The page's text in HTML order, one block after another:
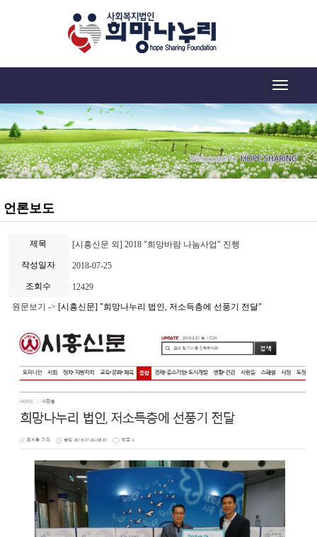
Toggle
navigation
언론보도
제목 [시흥신문 외] 2018 "희망바람 나눔사업" 진행
작성일자 2018-07-25
조회수
12429
원문보기 -> [시흥신문] "희망나누리 법인, 저소득층에 선풍기 전달"